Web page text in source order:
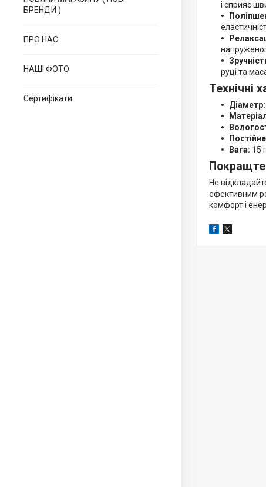
БРЕНДИ )
ПРО НАС
НАШІ ФОТО
Сертифікати
і сприяє
руці та
Технічні
Діаметр:
Вага: 15 г
Не
ефективним
комфорт і